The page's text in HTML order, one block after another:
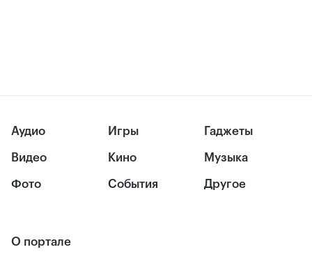
Аудио
Видео
Фото
Игры
Кино
События
Гаджеты
Музыка
Другое
О портале